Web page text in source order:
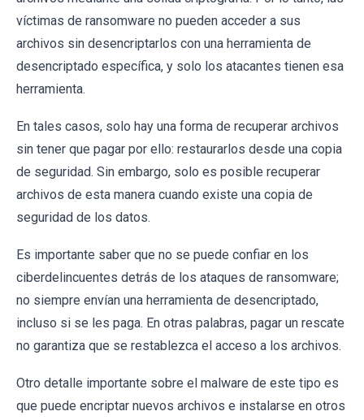
víctimas de ransomware no pueden acceder a sus
archivos sin desencriptarlos con una herramienta de
desencriptado específica, y solo los atacantes tienen esa
herramienta.
En tales casos, solo hay una forma de recuperar archivos
sin tener que pagar por ello: restaurarlos desde una copia
de seguridad. Sin embargo, solo es posible recuperar
archivos de esta manera cuando existe una copia de
seguridad de los datos.
Es importante saber que no se puede confiar en los
ciberdelincuentes detrás de los ataques de ransomware;
no siempre envían una herramienta de desencriptado,
incluso si se les paga. En otras palabras, pagar un rescate
no garantiza que se restablezca el acceso a los archivos.
Otro detalle importante sobre el malware de este tipo es
que puede encriptar nuevos archivos e instalarse en otros